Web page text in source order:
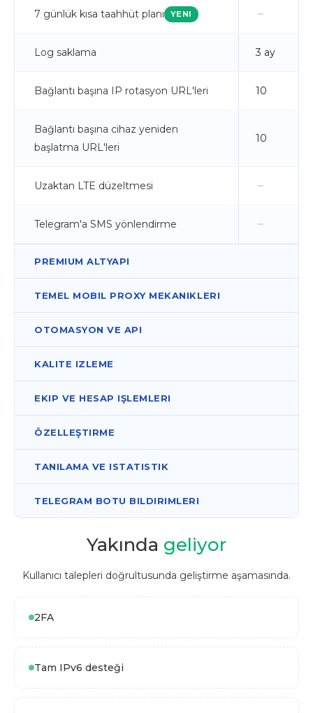
7 günlük kısa taahhüt planı YENI
Log saklama 3 ay
Bağlantı başına IP rotasyon URL'leri 10
Bağlantı başına cihaz yeniden
başlatma URL'leri
10
Uzaktan LTE düzeltmesi
Telegram'a SMS yönlendirme
PREMIUM ALTYAPI
TEMEL MOBIL PROXY MEKANIKLERI
OTOMASYON VE API
KALITE IZLEME
EKIP VE HESAP IŞLEMLERI
ÖZELLEŞTIRME
TANILAMA VE ISTATISTIK
TELEGRAM BOTU BILDIRIMLERI
Yakında geliyor
Kullanıcı talepleri doğrultusunda geliştirme aşamasında.
2FA
Tam IPv6 desteği